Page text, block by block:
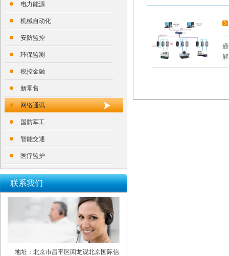
电力能源
机械自动化
安防监控
环保监测
税控金融
新零售
网络通讯
国防军工
智能交通
医疗监护
联系我们
地址：北京市昌平区回龙观北京国际信